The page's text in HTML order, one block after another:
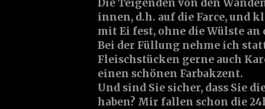
Die Teigenden von den
innen, d.h. auf die Farce, und
mit Ei fest, ohne die Wülste an
Bei der Füllung nehme ich
Fleischstücken gerne auch
einen schönen Farbakzent.
Und sind Sie sicher, dass Sie
haben? Mir fallen schon die